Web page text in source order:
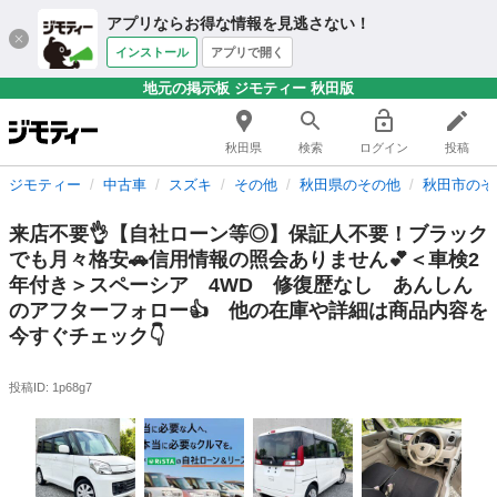
アプリならお得な情報を見逃さない！
インストール アプリで開く
地元の掲示板 ジモティー 秋田版
秋田県 検索 ログイン 投稿
ジモティー 中古車 スズキ その他 秋田県のその他 秋田市の
来店不要👌【自社ローン等◎】保証人不要！ブラック
でも月々格安🚗信用情報の照会ありません💕＜車検2
年付き＞スペーシア 4WD 修復歴なし あんしん
のアフターフォロー👍 他の在庫や詳細は商品内容を
今すぐチェック👇
投稿ID: 1p68g7